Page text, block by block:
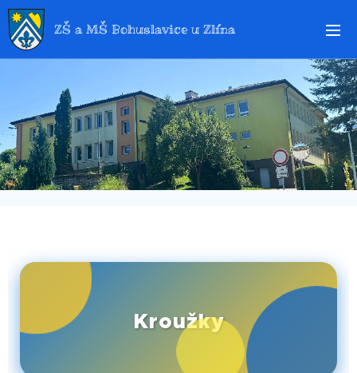
ZŠ a MŠ Bohuslavice u Zlína
🎯Kroužky🎒